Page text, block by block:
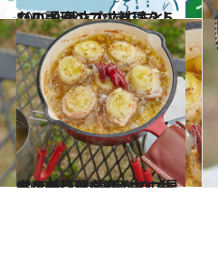
2022.9.3
ソロキャンプで料理をしたい！ 献立の立て方と5つの調理のコツとは？
グルメ
2022.9.3
【ワイン】に合うソロキャンプ料理 簡単なのに見栄えが豪華な3品 白にも赤にもピッタリ！
グルメ